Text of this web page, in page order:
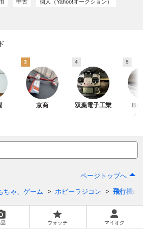
中古 個人（Yahoo!オークション）
3
京商
4
双葉電子工業
5
バ
ページトップへ
ちゃ、ゲーム ホビーラジコン 飛行機の
ウォッチ マイオク